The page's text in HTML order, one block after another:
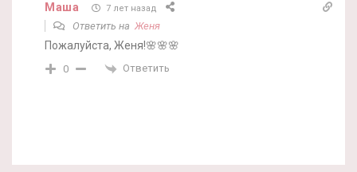
Маша 7 лет назад
Ответить на Женя
Пожалуйста, Женя!🌸🌸🌸
0 Ответить